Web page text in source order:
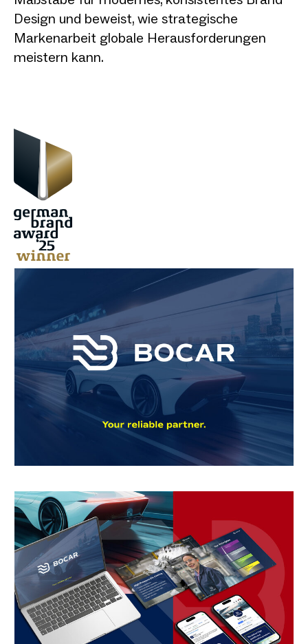
Design und beweist, wie strategische
Markenarbeit globale Herausforderungen
meistern kann.